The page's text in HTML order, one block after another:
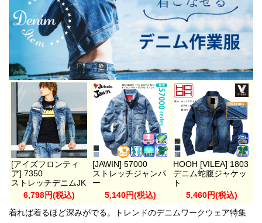
[アイズフロンティ
ア] 7350
ストレッチデニムJK
6,798円(税込)
[JAWIN] 57000
ストレッチジャンパ
ー
5,140円(税込)
HOOH [VILEA] 1803
デニム蛇腹ジャケッ
ト
5,460円(税込)
着れば着るほど深みがでる。トレンドのデニムワークウェア特集